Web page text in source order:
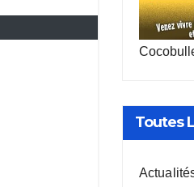
Toutes